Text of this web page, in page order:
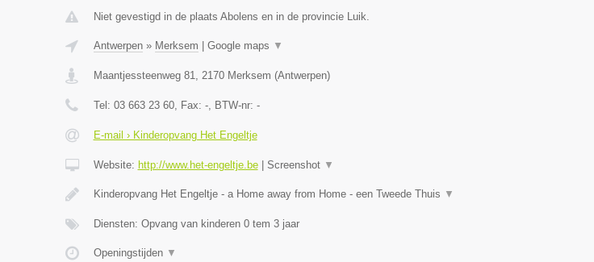
Niet gevestigd in de plaats Abolens en in de provincie Luik.
Antwerpen» Merksem Google maps ▼
Maantjessteenweg 81, 2170 Merksem (Antwerpen)
Tel: 03 663 23 60, Fax: -, BTW-nr: -
E-mail › Kinderopvang Het Engeltje
Website: http://www.het-engeltje.be| Screenshot ▼
Kinderopvang Het Engeltje - a Home away from Home - een Tweede Thuis ▼
Diensten: Opvang van kinderen 0 tem 3 jaar
Openingstijden ▼